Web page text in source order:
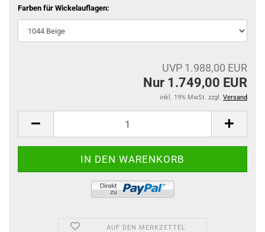
Farben für Wickelauflagen:
UVP 1.988,00 EUR
Nur 1.749,00 EUR
inkl. 19% MwSt. zzgl. Versand
AUF DEN MERKZETTEL